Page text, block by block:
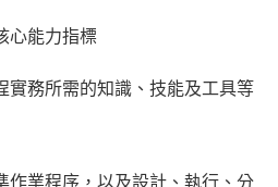
心能力指標
實務所需的知識、技能及工具等
作業程序，以及設計、執行、分